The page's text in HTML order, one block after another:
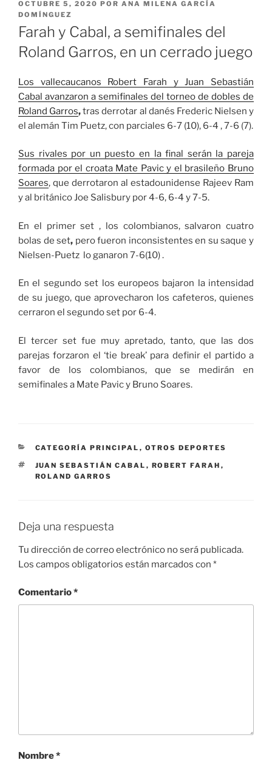
PUBLICADO
EL
OCTUBRE 5, 2020 POR ANA MILENA GARCÍA
DOMÍNGUEZ
Farah y Cabal, a semifinales del
Roland Garros, en un cerrado juego
Los vallecaucanos
Robert Farah y Juan Sebastián
Cabal avanzaron a semifinales del torneo de dobles de
Roland Garros,tras derrotar al danés Frederic Nielsen y
el alemán Tim Puetz, con parciales 6-7 (10), 6-4 , 7-6 (7).
Sus rivales por un puesto en la final serán la pareja
formada por el croata Mate Pavic y el brasileño Bruno
Soares, que derrotaron al estadounidense Rajeev Ram
y al británico Joe Salisbury por 4-6, 6-4 y 7-5.
En el primer set , los colombianos, salvaron cuatro
bolas de set, pero fueron inconsistentes en su saque y
Nielsen-Puetz lo ganaron 7-6(10) .
En el segundo set los europeos bajaron la intensidad
de su juego, que aprovecharon los cafeteros, quienes
cerraron el segundo set por 6-4.
El tercer set fue muy apretado, tanto, que las dos
parejas forzaron el ‘tie break’ para definir el partido a
favor de los colombianos, que se medirán en
semifinales a Mate Pavic y Bruno Soares.
CATEGORÍAS
CATEGORÍA PRINCIPAL , OTROS DEPORTES
ETIQUETAS
JUAN SEBASTIÁN CABAL , ROBERT FARAH ,
ROLAND GARROS
Deja una respuesta
Tu dirección de correo electrónico no será publicada.
Los campos obligatorios están marcados con *
Comentario*
Nombre*